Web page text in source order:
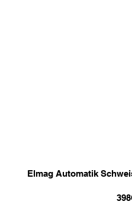
Elmag Automatik
398